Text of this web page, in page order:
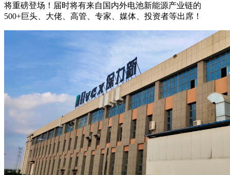
将重磅登场！届时将有来自国内外电池新能源产业链的
500+巨头、大佬、高管、专家、媒体、投资者等出席！